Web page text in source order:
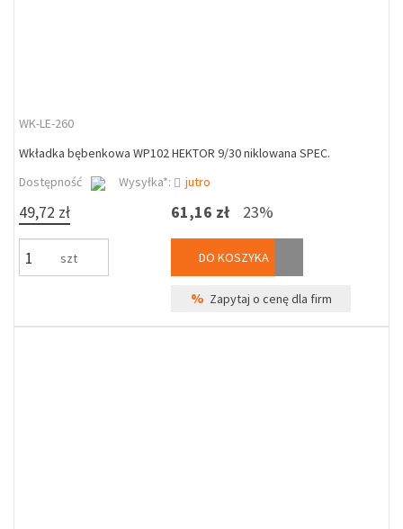
WK-LE-260
Wkładka bębenkowa WP102 HEKTOR 9/30 niklowana SPEC.
Dostępność
Wysyłka*: jutro
49,72 zł
szt
61,16 zł 23%
DO KOSZYKA
% Zapytaj o cenę dla firm